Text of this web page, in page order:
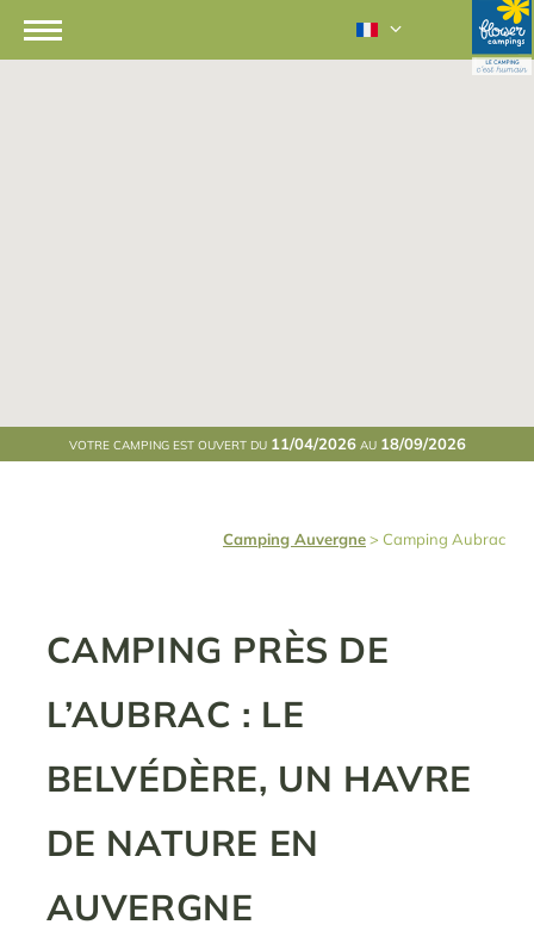
VOTRE CAMPING EST OUVERT DU 11/04/2026AU 18/09/2026
Camping Auvergne> Camping Aubrac
CAMPING PRÈS DE
L’AUBRAC : LE
BELVÉDÈRE, UN HAVRE
DE NATURE EN
AUVERGNE